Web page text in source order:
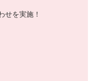
せを実施！